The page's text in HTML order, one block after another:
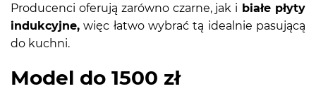
Producenci oferują zarówno czarne, jak i białe płyty
indukcyjne, więc łatwo wybrać tą idealnie pasującą
do kuchni.
Model do 1500 zł